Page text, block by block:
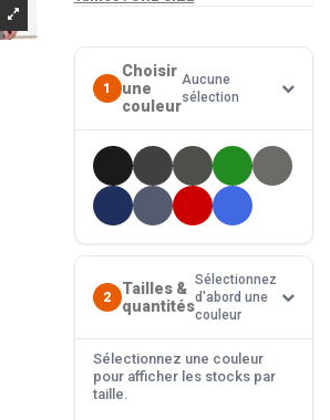
1
Choisir
une
couleur
Aucune
sélection
2
Tailles &
quantités
Sélectionnez
d'abord une
couleur
Sélectionnez une couleur
pour afficher les stocks par
taille.